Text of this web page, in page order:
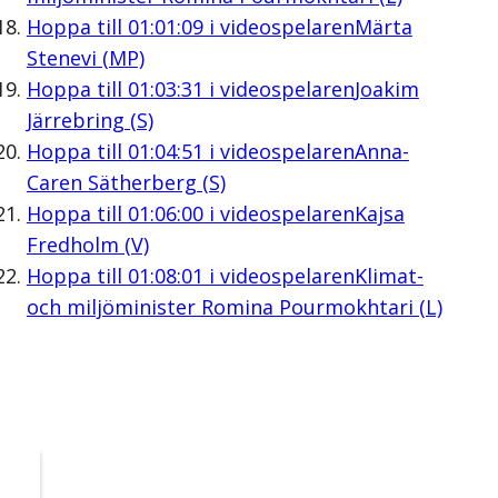
Hoppa till 01:01:09i videospelarenMärta
Stenevi (MP)
Hoppa till 01:03:31 i videospelarenJoakim
Järrebring (S)
Hoppa till 01:04:51 i videospelarenAnna-
Caren Sätherberg (S)
Hoppa till 01:06:00i videospelarenKajsa
Fredholm (V)
Hoppa till 01:08:01 i videospelarenKlimat-
och miljöminister Romina Pourmokhtari (L)